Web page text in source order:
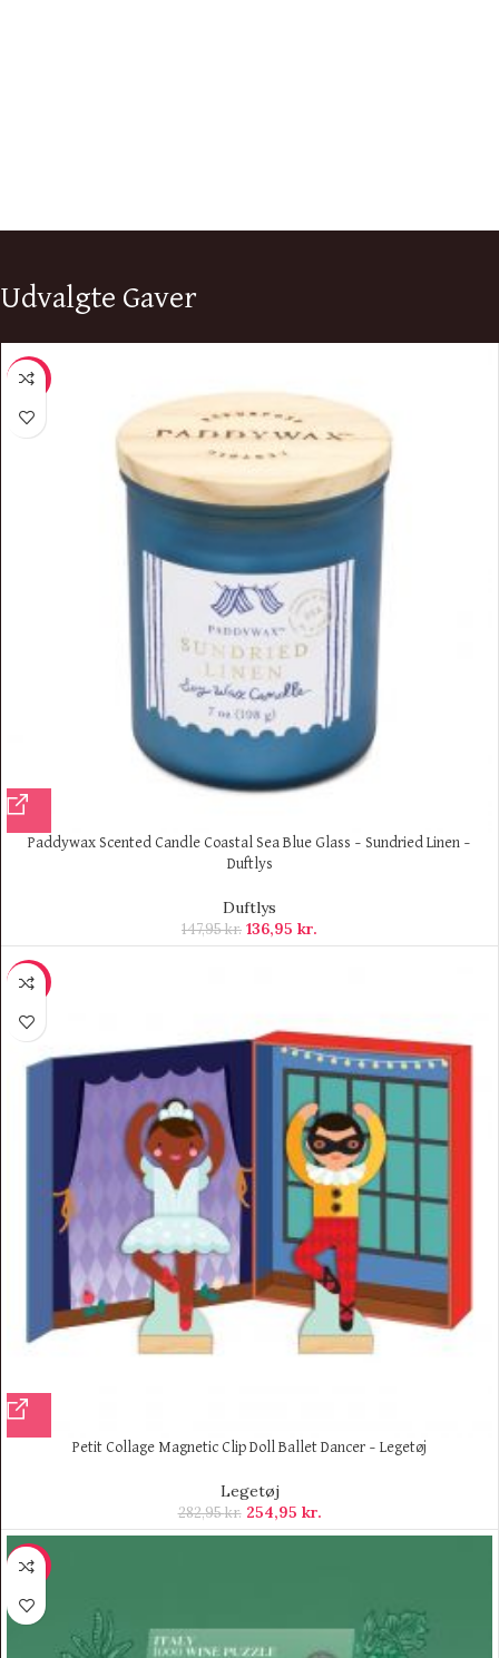
Udvalgte Gaver
-7%
Paddywax Scented Candle Coastal Sea Blue Glass – Sundried Linen –
Duftlys
Duftlys
147,95kr. 136,95 kr.
-10%
Petit Collage Magnetic Clip Doll Ballet Dancer – Legetøj
Legetøj
282,95kr. 254,95 kr.
-12%